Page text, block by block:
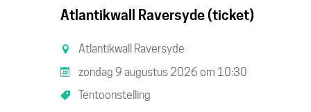
Atlantikwall Raversyde (ticket)
Atlantikwall Raversyde
zondag 9 augustus 2026 om 10:30
Tentoonstelling